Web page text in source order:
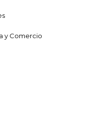
y Comercio